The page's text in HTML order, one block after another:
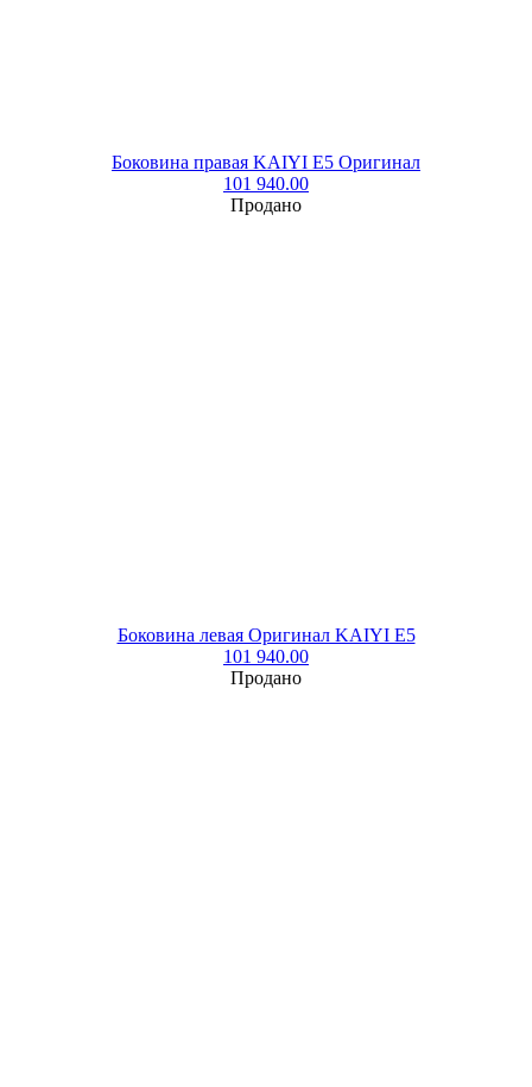
Боковина правая KAIYI E5 Оригинал
101 940.00
Продано
Боковина левая Оригинал KAIYI E5
101 940.00
Продано